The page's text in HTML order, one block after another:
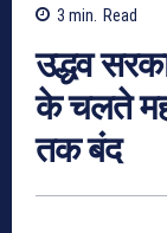
3 min. Read
उद्धव
के चलते
तक बंद